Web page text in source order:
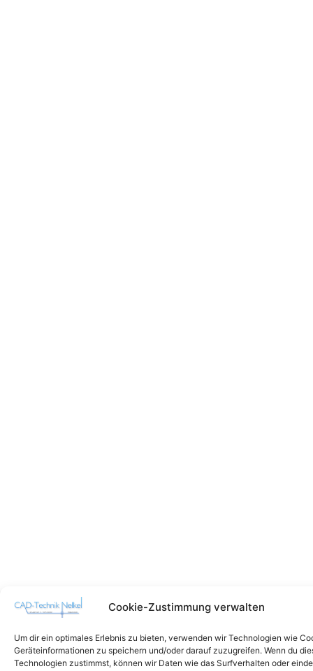
Cookie-Zustimmung verwalten
Um dir ein optimales Erlebnis zu bieten, verwenden wir Technologien wie
Geräteinformationen zu speichern und/oder darauf zuzugreifen. Wenn du
Technologien zustimmst, können wir Daten wie das Surfverhalten oder